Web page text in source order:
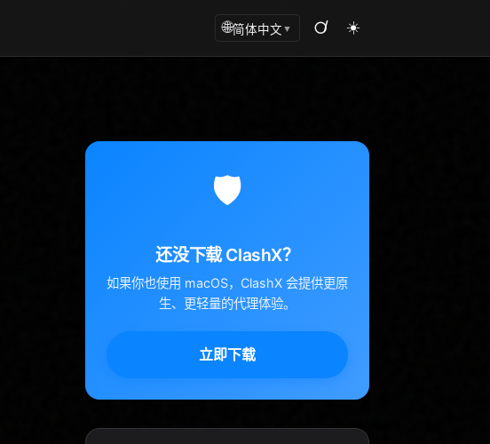
🌐简体中文 ▼ ☀️
🛡️
还没下载 ClashX？
如果你也使用 macOS，ClashX 会提供更原
生、更轻量的代理体验。
立即下载